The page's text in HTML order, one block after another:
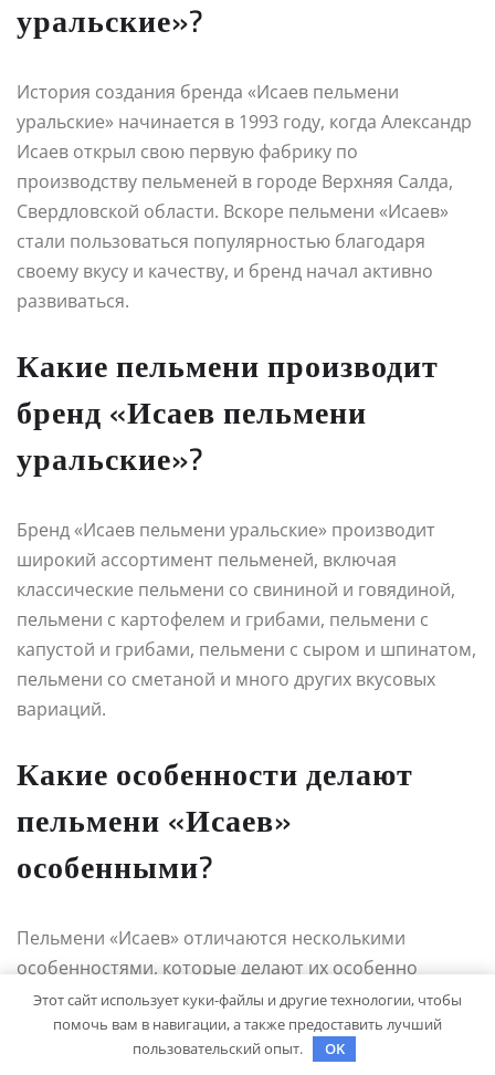
уральские»?
История создания бренда «Исаев пельмени
уральские» начинается в 1993 году, когда Александр
Исаев открыл свою первую фабрику по
производству пельменей в городе Верхняя Салда,
Свердловской области. Вскоре пельмени «Исаев»
стали пользоваться популярностью благодаря
своему вкусу и качеству, и бренд начал активно
развиваться.
Какие пельмени производит
бренд «Исаев пельмени
уральские»?
Бренд «Исаев пельмени уральские» производит
широкий ассортимент пельменей, включая
классические пельмени со свининой и говядиной,
пельмени с картофелем и грибами, пельмени с
капустой и грибами, пельмени с сыром и шпинатом,
пельмени со сметаной и много других вкусовых
вариаций.
Какие особенности делают
пельмени «Исаев»
особенными?
Пельмени «Исаев» отличаются несколькими
особенностями, которые делают их особенно
вкусными и неповторимыми. Во-первых, для их
производства используются только
высококачественные натуральные ингредиенты:
Этот сайт использует куки-файлы и другие технологии, чтобы
помочь вам в навигации, а также предоставить лучший
пользовательский опыт.
OK